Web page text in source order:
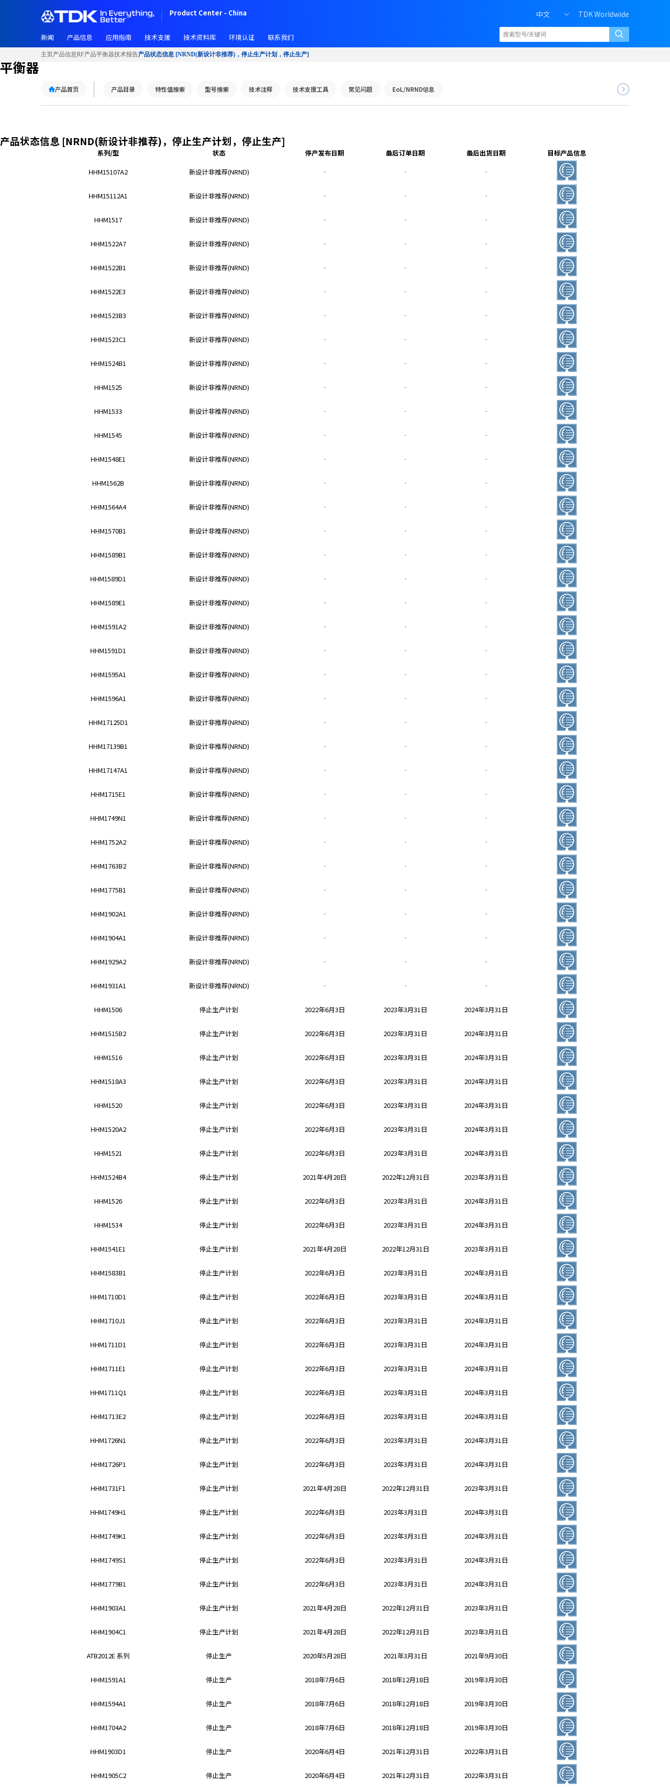
o
e
n
Product Center - China 中文 TDK Worldwide
新闻 产品信息 应用指南 技术支援 技术资料库 环境认证 联系我们
主页产品信息RF产品平衡器技术报告产品状态信息 [NRND(新设计非推荐)，停止生产计划，停止生产]
平衡器
产品首页 产品目录 特性值搜索 型号搜索 技术注释 技术支援工具 常见问题 EoL/NRND信息
产品状态信息 [NRND(新设计非推荐)，停止生产计划，停止生产]
系列/型 状态 停产发布日期 最后订单日期 最后出货日期
目标产品信息
HHM15107A2
新设计非推荐(NRND) ‐ ‐ ‐
HHM15112A1 新设计非推荐(NRND) ‐ ‐ ‐
HHM1517 新设计非推荐(NRND) ‐ ‐ ‐
HHM1522A7 新设计非推荐(NRND) ‐ ‐ ‐
HHM1522B1 新设计非推荐(NRND) ‐ ‐ ‐
HHM1522E3 新设计非推荐(NRND) ‐ ‐ ‐
HHM1523B3 新设计非推荐(NRND) ‐ ‐ ‐
HHM1523C1 新设计非推荐(NRND) ‐ ‐ ‐
HHM1524B1 新设计非推荐(NRND) ‐ ‐ ‐
HHM1525 新设计非推荐(NRND) ‐ ‐ ‐
HHM1533 新设计非推荐(NRND) ‐ ‐ ‐
HHM1545 新设计非推荐(NRND) ‐ ‐ ‐
HHM1548E1 新设计非推荐(NRND) ‐ ‐ ‐
HHM1562B 新设计非推荐(NRND) ‐ ‐ ‐
HHM1564A4 新设计非推荐(NRND) ‐ ‐ ‐
HHM1570B1 新设计非推荐(NRND) ‐ ‐ ‐
HHM1589B1 新设计非推荐(NRND) ‐ ‐ ‐
HHM1589D1 新设计非推荐(NRND) ‐ ‐ ‐
HHM1589E1 新设计非推荐(NRND) ‐ ‐ ‐
HHM1591A2 新设计非推荐(NRND) ‐ ‐ ‐
HHM1591D1 新设计非推荐(NRND) ‐ ‐ ‐
HHM1595A1 新设计非推荐(NRND) ‐ ‐ ‐
HHM1596A1 新设计非推荐(NRND) ‐ ‐ ‐
HHM17125D1 新设计非推荐(NRND) ‐ ‐ ‐
HHM17139B1 新设计非推荐(NRND) ‐ ‐ ‐
HHM17147A1 新设计非推荐(NRND) ‐ ‐ ‐
HHM1715E1 新设计非推荐(NRND) ‐ ‐ ‐
HHM1749N1 新设计非推荐(NRND) ‐ ‐ ‐
HHM1752A2 新设计非推荐(NRND) ‐ ‐ ‐
HHM1763B2 新设计非推荐(NRND) ‐ ‐ ‐
HHM1775B1 新设计非推荐(NRND) ‐ ‐ ‐
HHM1902A1 新设计非推荐(NRND) ‐ ‐ ‐
HHM1904A1 新设计非推荐(NRND) ‐ ‐ ‐
HHM1929A2 新设计非推荐(NRND) ‐ ‐ ‐
HHM1931A1 新设计非推荐(NRND) ‐ ‐ ‐
HHM1506 停止生产计划 2022年6月3日 2023年3月31日 2024年3月31日
HHM1515B2 停止生产计划 2022年6月3日 2023年3月31日 2024年3月31日
HHM1516 停止生产计划 2022年6月3日 2023年3月31日 2024年3月31日
HHM1518A3 停止生产计划 2022年6月3日 2023年3月31日 2024年3月31日
HHM1520 停止生产计划 2022年6月3日 2023年3月31日 2024年3月31日
HHM1520A2 停止生产计划 2022年6月3日 2023年3月31日 2024年3月31日
HHM1521 停止生产计划 2022年6月3日 2023年3月31日 2024年3月31日
HHM1524B4 停止生产计划 2021年4月28日 2022年12月31日 2023年3月31日
HHM1526 停止生产计划 2022年6月3日 2023年3月31日 2024年3月31日
HHM1534 停止生产计划 2022年6月3日 2023年3月31日 2024年3月31日
HHM1541E1 停止生产计划 2021年4月28日 2022年12月31日 2023年3月31日
HHM1583B1 停止生产计划 2022年6月3日 2023年3月31日 2024年3月31日
HHM1710D1 停止生产计划 2022年6月3日 2023年3月31日 2024年3月31日
HHM1710J1 停止生产计划 2022年6月3日 2023年3月31日 2024年3月31日
HHM1711D1 停止生产计划 2022年6月3日 2023年3月31日 2024年3月31日
HHM1711E1 停止生产计划 2022年6月3日 2023年3月31日 2024年3月31日
HHM1711Q1 停止生产计划 2022年6月3日 2023年3月31日 2024年3月31日
HHM1713E2 停止生产计划 2022年6月3日 2023年3月31日 2024年3月31日
HHM1726N1 停止生产计划 2022年6月3日 2023年3月31日 2024年3月31日
HHM1726P1 停止生产计划 2022年6月3日 2023年3月31日 2024年3月31日
HHM1731F1 停止生产计划 2021年4月28日 2022年12月31日 2023年3月31日
HHM1749H1 停止生产计划 2022年6月3日 2023年3月31日 2024年3月31日
HHM1749K1 停止生产计划 2022年6月3日 2023年3月31日 2024年3月31日
HHM1749S1 停止生产计划 2022年6月3日 2023年3月31日 2024年3月31日
HHM1779B1 停止生产计划 2022年6月3日 2023年3月31日 2024年3月31日
HHM1903A1 停止生产计划 2021年4月28日 2022年12月31日 2023年3月31日
HHM1904C1 停止生产计划 2021年4月28日 2022年12月31日 2023年3月31日
ATB2012E 系列 停止生产 2020年5月28日 2021年3月31日 2021年9月30日
HHM1591A1 停止生产 2018年7月6日 2018年12月18日 2019年3月30日
HHM1594A1 停止生产 2018年7月6日 2018年12月18日 2019年3月30日
HHM1704A2 停止生产 2018年7月6日 2018年12月18日 2019年3月30日
HHM1903D1 停止生产 2020年6月4日 2021年12月31日 2022年3月31日
HHM1905C2 停止生产 2020年6月4日 2021年12月31日 2022年3月31日